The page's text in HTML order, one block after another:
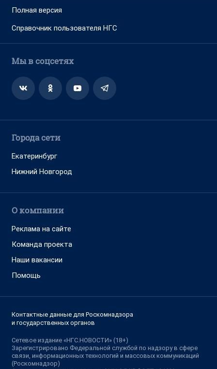
Полная версия
Справочник пользователя НГС
Мы в соцсетях
Города сети
Екатеринбург
Нижний Новгород
О компании
Реклама на сайте
Команда проекта
Наши вакансии
Помощь
Контактные данные для Роскомнадзора
и государственных органов
Сетевое издание «НГС.НОВОСТИ» (18+)
Зарегистрировано Федеральной службой по надзору в сфере
связи, информационных технологий и массовых коммуникаций
(Роскомнадзор)